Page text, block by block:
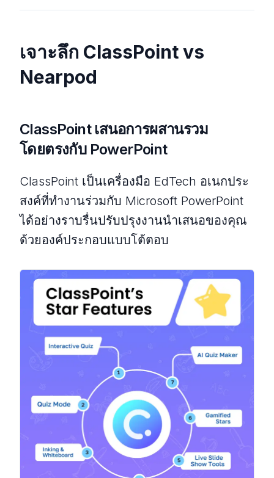
เจาะลึก ClassPoint vs
Nearpod
ClassPoint เสนอการผสานรวม
โดยตรงกับ PowerPoint
ClassPoint เป็นเครื่องมือ EdTech อเนกประ
สงค์ที่ทํางานร่วมกับ Microsoft PowerPoint
ได้อย่างราบรื่นปรับปรุงงานนําเสนอของคุณ
ด้วยองค์ประกอบแบบโต้ตอบ